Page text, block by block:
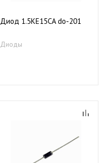
Диод 1.5KE15CA do-201
Диоды